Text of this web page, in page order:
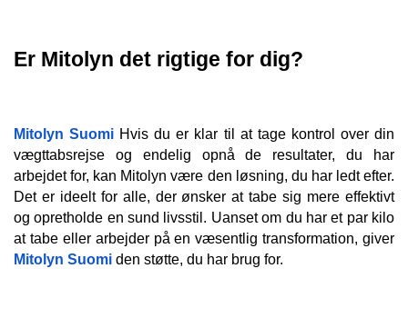
Er Mitolyn det rigtige for dig?
Mitolyn Suomi Hvis du er klar til at tage kontrol over din
vægttabsrejse og endelig opnå de resultater, du har
arbejdet for, kan Mitolyn være den løsning, du har ledt efter.
Det er ideelt for alle, der ønsker at tabe sig mere effektivt
og opretholde en sund livsstil. Uanset om du har et par kilo
Mitolyn Suomi den støtte, du har brug for.